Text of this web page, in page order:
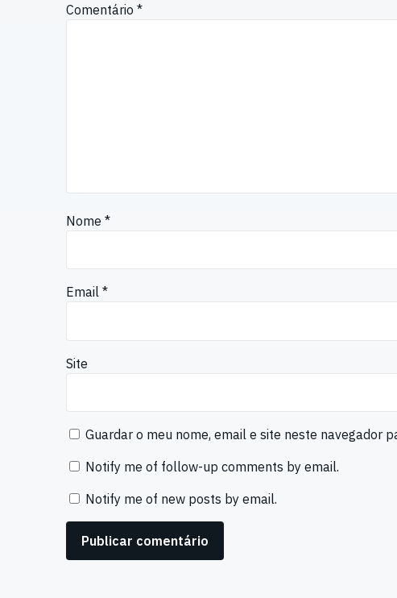
Comentário *
Nome *
Email *
Site
Guardar o meu nome, email e site neste navegador
Notify me of follow-up comments by email.
Notify me of new posts by email.